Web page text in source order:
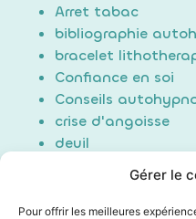
Gérer le
Pour offrir les meilleures
Arret tabac
bibliographie
bracelet
Confiance en soi
Conseils
crise d'angoisse
deuil
Formation Auto-
hypnose